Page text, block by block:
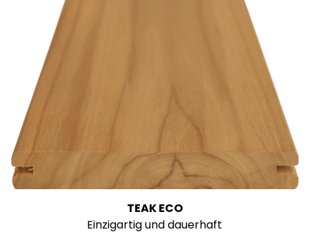
TEAK ECO
Einzigartig und dauerhaft